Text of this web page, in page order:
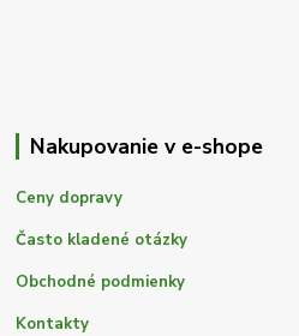
Nakupovanie v e-shope
Ceny dopravy
Často kladené otázky
Obchodné podmienky
Kontakty